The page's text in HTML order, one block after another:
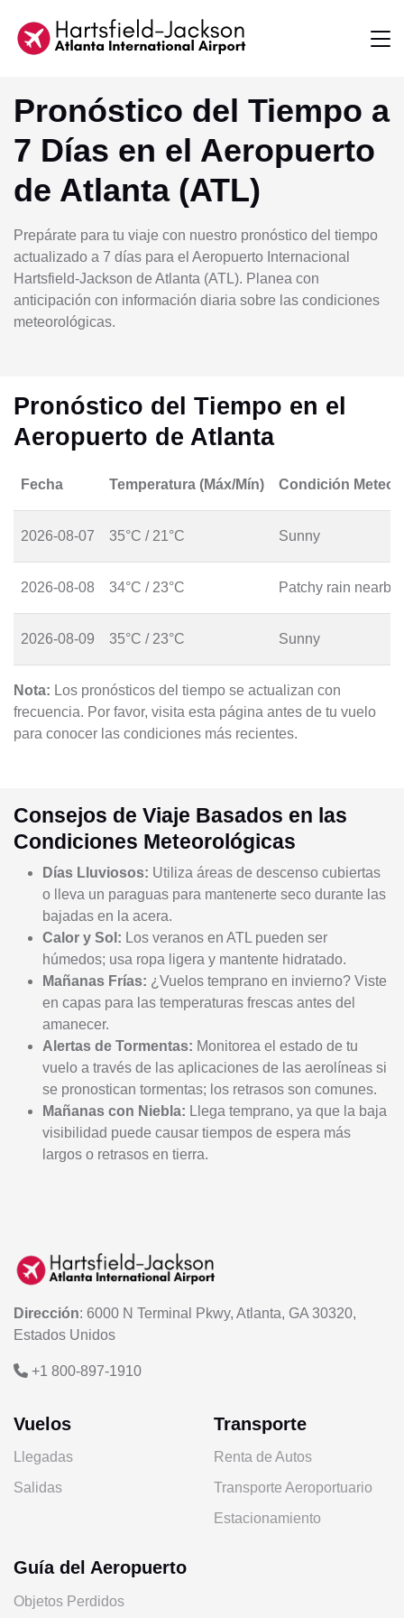
Pronóstico del Tiempo a
7 Días en el Aeropuerto
de Atlanta (ATL)
Prepárate para tu viaje con nuestro pronóstico del tiempo
actualizado a 7 días para el Aeropuerto Internacional
Hartsfield-Jackson de Atlanta (ATL). Planea con
anticipación con información diaria sobre las condiciones
meteorológicas.
Pronóstico del Tiempo en el
Aeropuerto de Atlanta
Fecha Temperatura (Máx/Mín) Condición
2026-08-07 35°C / 21°C Sunny
2026-08-08 34°C / 23°C Patchy rain nearby
2026-08-09 35°C / 23°C Sunny
Nota: Los pronósticos del tiempo se actualizan con
frecuencia. Por favor, visita esta página antes de tu vuelo
para conocer las condiciones más recientes.
Consejos de Viaje Basados en las
Condiciones Meteorológicas
Días Lluviosos: Utiliza áreas de descenso cubiertas
o lleva un paraguas para mantenerte seco durante las
bajadas en la acera.
Calor y Sol: Los veranos en ATL pueden ser
húmedos; usa ropa ligera y mantente hidratado.
Mañanas Frías: ¿Vuelos temprano en invierno? Viste
en capas para las temperaturas frescas antes del
amanecer.
Alertas de Tormentas: Monitorea el estado de tu
vuelo a través de las aplicaciones de las aerolíneas si
se pronostican tormentas; los retrasos son comunes.
Mañanas con Niebla: Llega temprano, ya que la baja
visibilidad puede causar tiempos de espera más
largos o retrasos en tierra.
Dirección: 6000 N Terminal Pkwy, Atlanta, GA 30320,
Estados Unidos
+1 800-897-1910
Vuelos
Llegadas
Salidas
Transporte
Renta de Autos
Transporte Aeroportuario
Estacionamiento
Guía del Aeropuerto
Objetos Perdidos